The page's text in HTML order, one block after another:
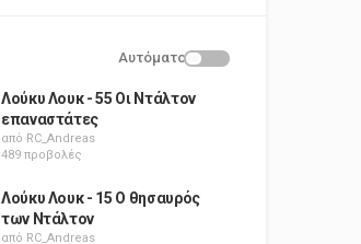
Αυτόματο
Λούκυ Λουκ - 55 Οι Ντάλτον
επαναστάτες
από RC_Andreas
489 προβολές
Λούκυ Λουκ - 15 Ο θησαυρός
των Ντάλτον
από RC_Andreas